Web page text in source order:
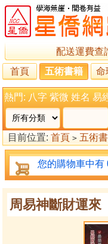
配送運費查
首頁
五術書籍 命
熱門: 八字 紫微 姓名 易
目前位置: 首頁 > 五術
您的購物車中有
周易神斷財運來